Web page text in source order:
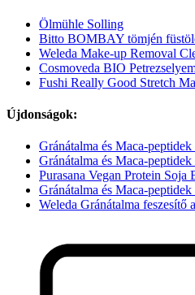
Ölmühle Solling
Bitto BOMBAY tömjén
Weleda Make-up Removal
Cosmoveda BIO
Fushi Really Good Stretch
Újdonságok:
Gránátalma és Maca-
Gránátalma és Maca-
Purasana Vegan Protein Soja
Gránátalma és Maca-
Weleda Gránátalma feszesítő